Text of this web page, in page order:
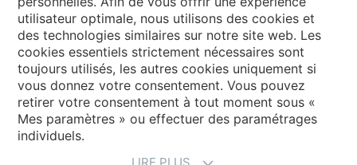
Selectionnez un pays
Sélectionnez votre pays
utilisateur optimale, nous utilisons des cookies et
des technologies similaires sur notre site web. Les
cookies essentiels strictement nécessaires sont
toujours utilisés, les autres cookies uniquement si
vous donnez votre consentement. Vous pouvez
retirer votre consentement à tout moment sous «
Mes paramètres » ou effectuer des paramétrages
individuels.